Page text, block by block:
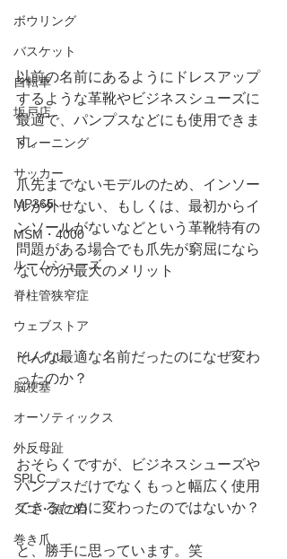
ボウリング
バスケット
自転車
坂戸店
トレーニング
サッカー
MP365
MSM・4000
ルームシューズ
脊柱管狭窄症
ウェブストア
トレイル
脳梗塞
オーソティックス
外反母趾
SPLC
タコ・魚の目
巻き爪
以前の名前にあるようにドレスアップ
するような革靴やビジネスシューズに
最適で、パンプスなどにも使用できま
す。
爪先までないモデルのため、インソー
ルが外せない、もしくは、最初からイ
ンソールがないなどという革靴特有の
問題がある場合でも爪先が窮屈になら
ないのが最大のメリット
そんな最適な名前だったのになぜ変わ
ったのか？
おそらくですが、ビジネスシューズや
パンプスだけでなくもっと幅広く使用
できるために変わったのではないか？
と、勝手に思っています。笑